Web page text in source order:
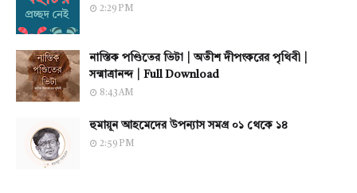
2:29 PM
নাস্তিক পণ্ডিতের ভিটা | অতীশ দীপংকরের পৃথিবী |
সন্মাত্রানন্দ | Full Download
8:43 AM
হুমায়ূন আহমেদের উপন্যাস সমগ্র ০১ থেকে ১৪
2:59 PM